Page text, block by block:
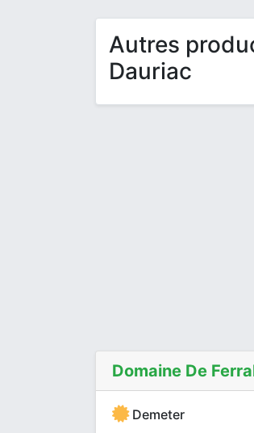
Autres
Dauriac
Domaine De
Demeter